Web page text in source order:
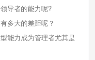
导者的能力呢?
多大的差距呢？
能力成为管理者尤其是